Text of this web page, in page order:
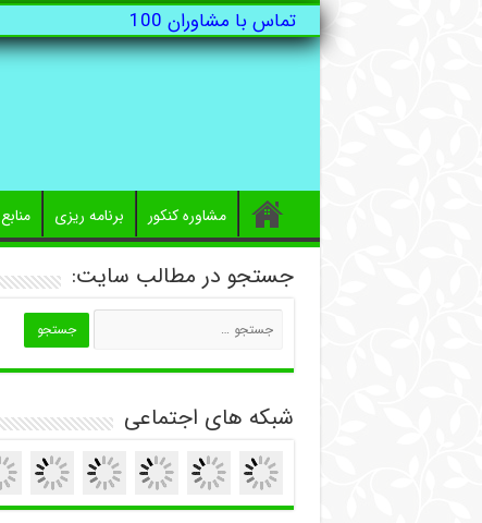
تماس با مشاوران 100
مشاوره کنکور برنامه ریزی منابع
جستجو در مطالب سایت:
شبکه های اجتماعی